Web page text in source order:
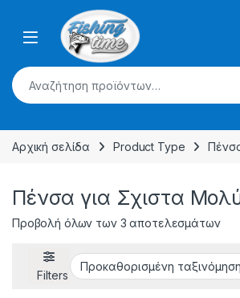
Skip to navigation
Αναζήτηση για:
Αρχική σελίδα Product Type
Πένσα για Σχιστα
Προβολή όλων των 3 αποτελεσμάτων
Filters